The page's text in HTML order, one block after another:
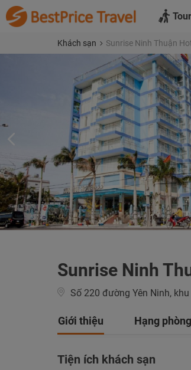
Khách sạn Sunrise Ninh Thuận
Sunrise Ninh
Số 220 đường Yên Ninh,
Giới thiệu Hạng phòng
Tiện ích khách sạn